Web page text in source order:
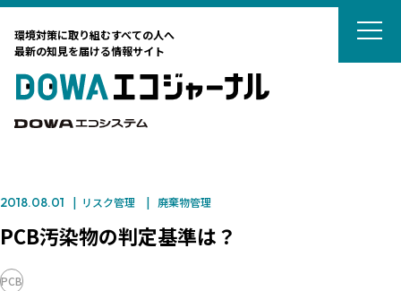
環境対策に取り組むすべての人へ
最新の知見を届ける情報サイト
DOWAエコジ
テーマから選ぶ
2018.08.01 リスク管理 廃棄物管理
PCB汚染物の判定基準は？
PCB